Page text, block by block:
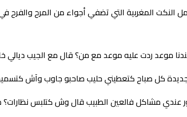
النكت المغربية التي تضفي أجواء من المرح
موعد ردت عليه موعد مع من؟ قال مع الجيب
جديدة كل صباح كتعطيني حليب صاحبو جاوب وآش
عندي مشاكل فالعين الطبيب قال وش كتلبس